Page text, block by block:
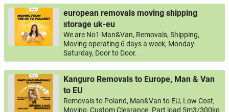
european removals moving shipping
storage uk-eu
We are No1 Man&Van, Removals, Shipping,
Moving operating 6 days a week, Monday-
Saturday, Door to Door.
Kanguro Removals to Europe, Man & Van
to EU
Removals to Poland, Man&Van to EU, Low Cost,
Moving, Custom Clearance. Part load 5m3/300kg